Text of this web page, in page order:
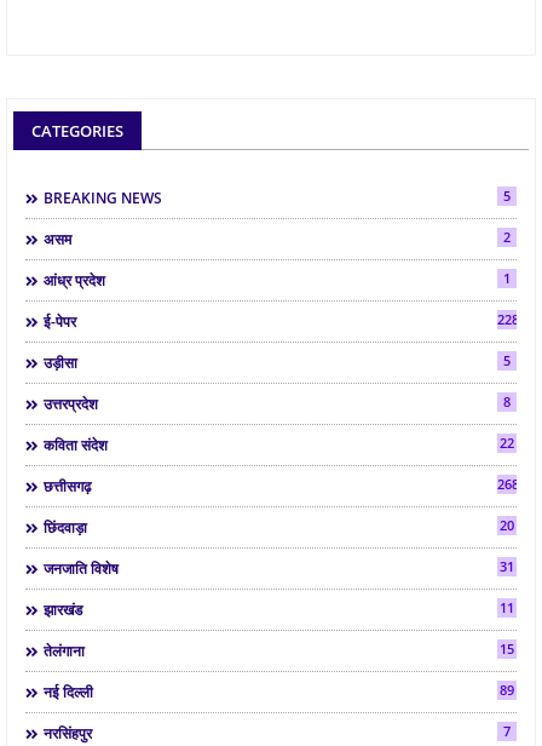
CATEGORIES
BREAKING NEWS 5
असम 2
आंध्र प्रदेश 1
ई-पेपर 2286
उड़ीसा 5
उत्तरप्रदेश 8
कविता संदेश 22
छत्तीसगढ़ 268
छिंदवाड़ा 20
जनजाति विशेष 31
झारखंड 11
तेलंगाना 15
नई दिल्ली 89
नरसिंहपुर 7